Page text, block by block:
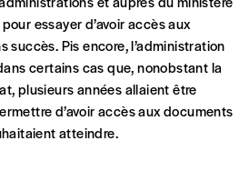
à l'Imag
(livraison uniquement en
essayer d’avoir accès aux
succès. Pis encore, l’administration
certains cas que, nonobstant la
plusieurs années allaient être
d’avoir accès aux documents
atteindre.